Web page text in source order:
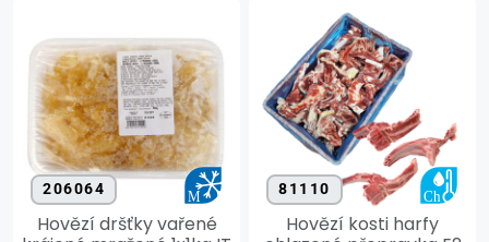
206064
Hovězí dršťky vařené
81110
Hovězí kosti harfy